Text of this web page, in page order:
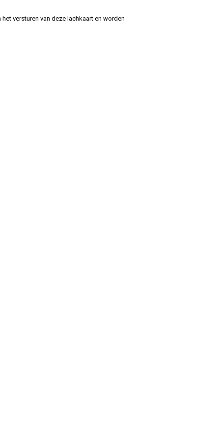
versturen van deze lachkaart en worden